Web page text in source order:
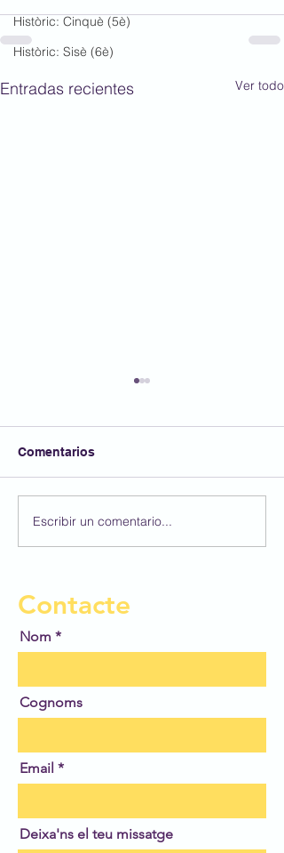
Històric: Cinquè (5è)
Històric: Sisè (6è)
Entradas recientes Ver todo
Comentarios
Escribir un comentario...
Contacte
Nom
Cognoms
Email
Deixa'ns el teu missatge